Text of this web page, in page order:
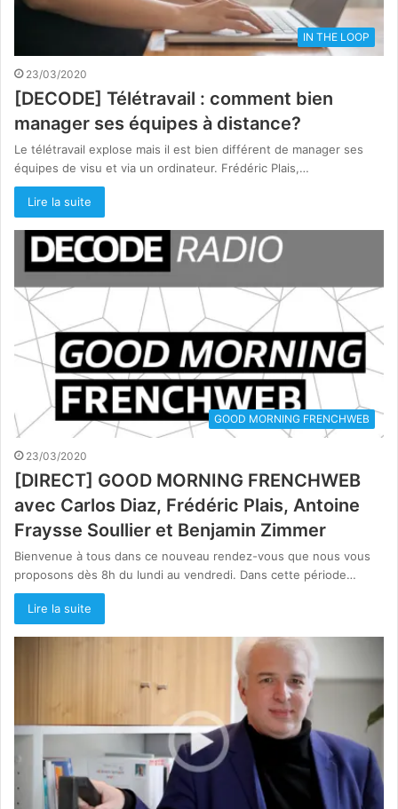
IN THE LOOP
23/03/2020
[DECODE] Télétravail : comment bien
manager ses équipes à distance?
Le télétravail explose mais il est bien différent de manager ses
équipes de visu et via un ordinateur. Frédéric Plais,…
Lire la suite
GOOD MORNING FRENCHWEB
23/03/2020
[DIRECT] GOOD MORNING FRENCHWEB
avec Carlos Diaz, Frédéric Plais, Antoine
Fraysse Soullier et Benjamin Zimmer
Bienvenue à tous dans ce nouveau rendez-vous que nous vous
proposons dès 8h du lundi au vendredi. Dans cette période…
Lire la suite